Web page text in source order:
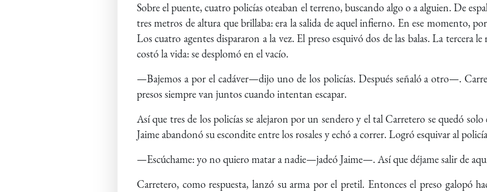
Sobre el puente, cuatro policías oteaban el terreno, buscando algo o a alguien. De
tres metros de altura que brillaba: era la salida de aquel infierno. En ese momento,
Los cuatro agentes dispararon a la vez. El preso esquivó dos de las balas. La tercera
costó la vida: se desplomó en el vacío.
—Bajemos a por el cadáver—dijo uno de los policías. Después señaló a otro—.
presos siempre van juntos cuando intentan escapar.
Así que tres de los policías se alejaron por un sendero y el tal Carretero se quedó
Jaime abandonó su escondite entre los rosales y echó a correr. Logró esquivar al
—Escúchame: yo no quiero matar a nadie—jadeó Jaime—. Así que déjame salir de
Carretero, como respuesta, lanzó su arma por el pretil. Entonces el preso galopó